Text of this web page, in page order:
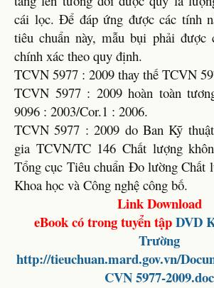
cái lọc. Để đáp ứng được các tính
tiêu chuẩn này, mẫu bụi phải
chính xác theo quy định.
TCVN 5977 : 2009 thay thế TCVN
TCVN 5977 : 2009 hoàn toàn
9096 : 2003/Cor.1 : 2006.
TCVN 5977 : 2009 do Ban Kỹ
gia TCVN/TC 146 Chất lượng
Tổng cục Tiêu chuẩn Đo lường Chất
Khoa học và Công nghệ công bố.
Link Download
eBook có trong tuyển tậpDVD
Trường
http://tieuchuan.mard.gov.vn/
CVN 5977-2009.doc